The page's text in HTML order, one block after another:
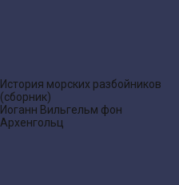
История морских разбойников
(сборник)
Иоганн Вильгельм фон
Архенгольц